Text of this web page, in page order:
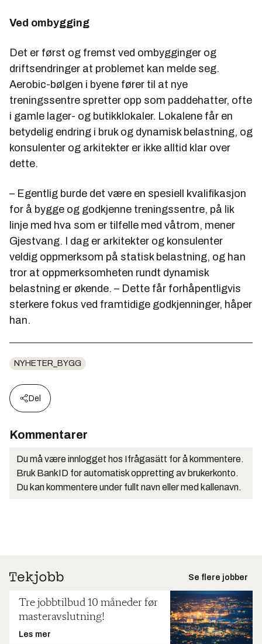
Ved ombygging
Det er først og fremst ved ombygginger og
driftsendringer at problemet kan melde seg.
Aerobic-bølgen i byene fører til at nye
treningssentre spretter opp som paddehatter, ofte
i gamle lager- og butikklokaler. Lokalene får en
betydelig endring i bruk og dynamisk belastning, og
konsulenter og arkitekter er ikke alltid klar over
dette.
– Egentlig burde det være en spesiell kvalifikasjon
for å bygge og godkjenne treningssentre, på lik
linje med hva som er tilfelle med våtrom, mener
Gjestvang. I dag er arkitekter og konsulenter
veldig oppmerksom på statisk belastning, og han
tror at oppmerksomheten rundt dynamisk
belastning er økende. – Dette får forhåpentligvis
sterkere fokus ved framtidige godkjenninger, håper
han.
NYHETER_BYGG
Del
Kommentarer
Du må være innlogget hos Ifrågasätt for å kommentere.
Bruk BankID for automatisk oppretting av brukerkonto.
Du kan kommentere under fullt navn eller med kallenavn.
Se flere jobber
Tre jobbtilbud 10 måneder før
masteravslutning!
Les mer